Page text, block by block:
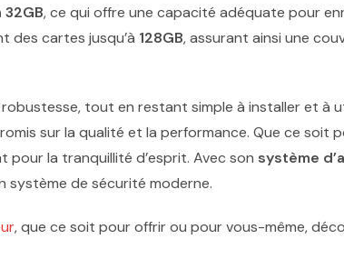
32GB, ce qui offre une capacité adéquate pour
des cartes jusqu’à 128GB, assurant ainsi une
tout en restant simple à installer et à
sur la qualité et la performance. Que ce soit
la tranquillité d’esprit. Avec son système
système de sécurité moderne.
, que ce soit pour offrir ou pour vous-même,